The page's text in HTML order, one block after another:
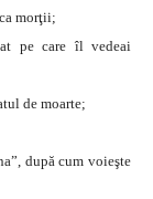
morţii;
pe care îl vedeai
de moarte;
după cum voieşte